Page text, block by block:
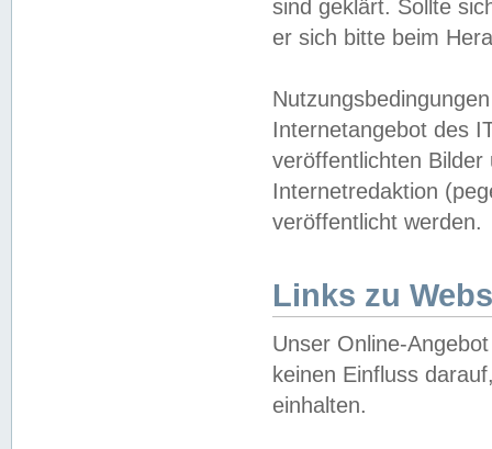
sind geklärt. Sollte
er sich bitte beim
Internetangebot des
veröffentlichten
Internetredaktion
veröffentlicht werden.
Links zu
Unser Online-
keinen Einfluss
einhalten.